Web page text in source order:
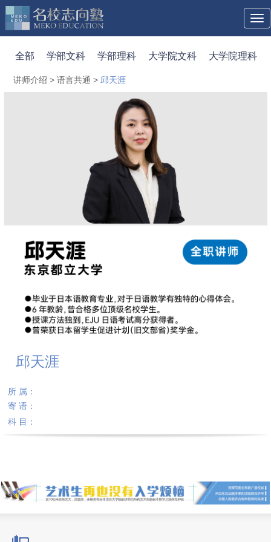
全部 学部文科 学部理科 大学院文科 大学院理科
讲师介绍 > 语言共通 > 邱天涯
邱天涯
所 属：
寄 语：
科 目：